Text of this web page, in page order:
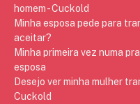
homem - Cuckold
Minha esposa pede para
aceitar?
Minha primeira vez numa
esposa
Desejo ver minha mulher
Cuckold